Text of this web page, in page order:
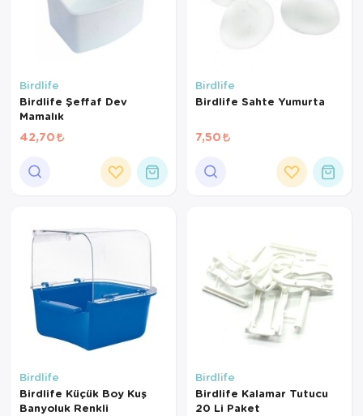
Birdlife
Birdlife Şeffaf Dev
Mamalık
42,70
Birdlife
Birdlife Sahte Yumurta
7,50
Birdlife
Birdlife Küçük Boy Kuş
Banyoluk Renkli
Birdlife
Birdlife Kalamar Tutucu
20 Li Paket